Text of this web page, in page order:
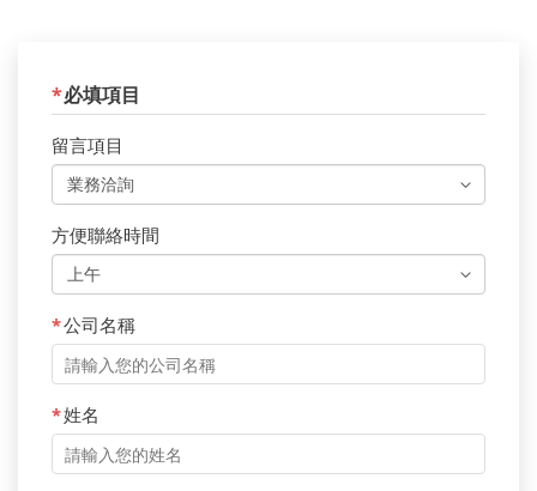
*必填項目
留言項目
方便聯絡時間
*公司名稱
*姓名